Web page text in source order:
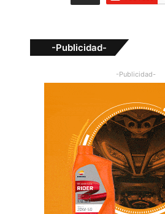
-Publicidad-
-Publicidad-